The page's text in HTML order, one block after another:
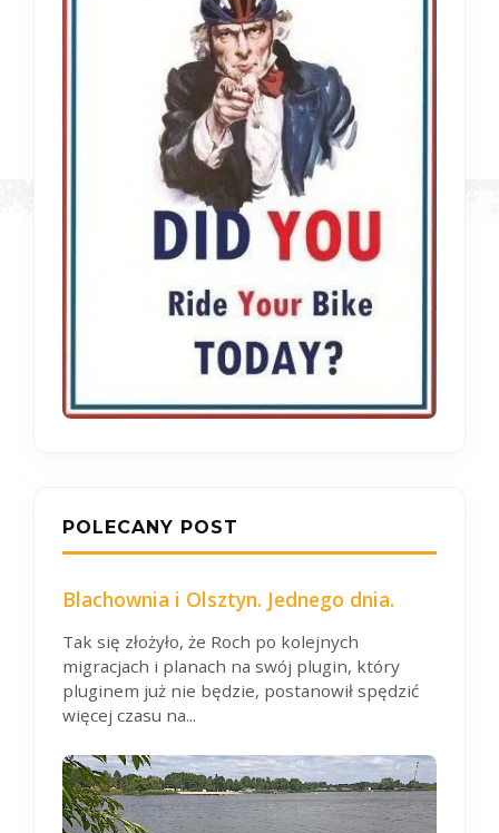
POLECANY POST
Blachownia i Olsztyn. Jednego dnia.
Tak się złożyło, że Roch po kolejnych
migracjach i planach na swój plugin, który
pluginem już nie będzie, postanowił spędzić
więcej czasu na...